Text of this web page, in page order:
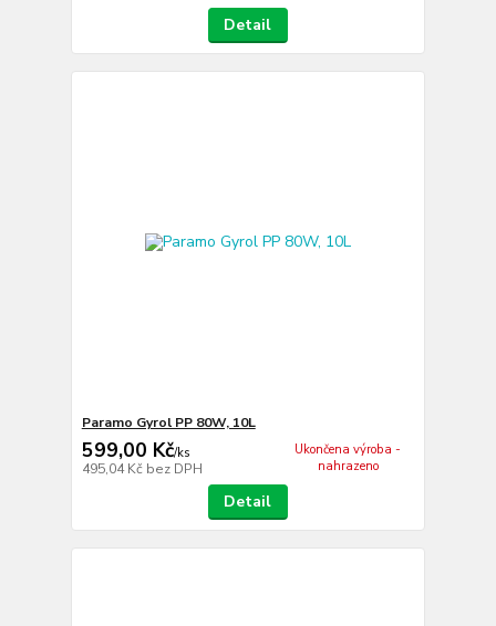
Detail
Paramo Gyrol PP 80W, 10L
599,00 Kč/ks
495,04 Kč bez DPH
Ukončena výroba -
nahrazeno
Detail